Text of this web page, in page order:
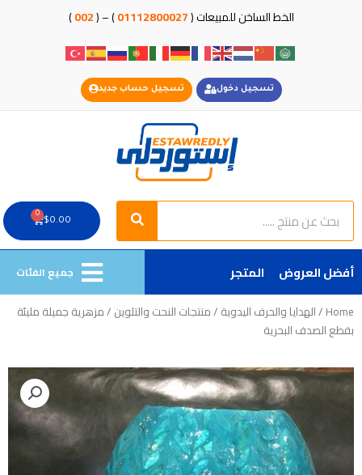
الخط الساخن للمبيعات (01112800027
) – (
002
)
تسجيل دخول تسجيل حساب جديد
Search
Search
$0.00
0
Cart
أفضل العروض المتجر جميع الفئات
Home
/الهدايا والحرف اليدوية /منتجات النحت والتلوين / مزهرية جميلة مليئة
بقطع الصدف البحرية